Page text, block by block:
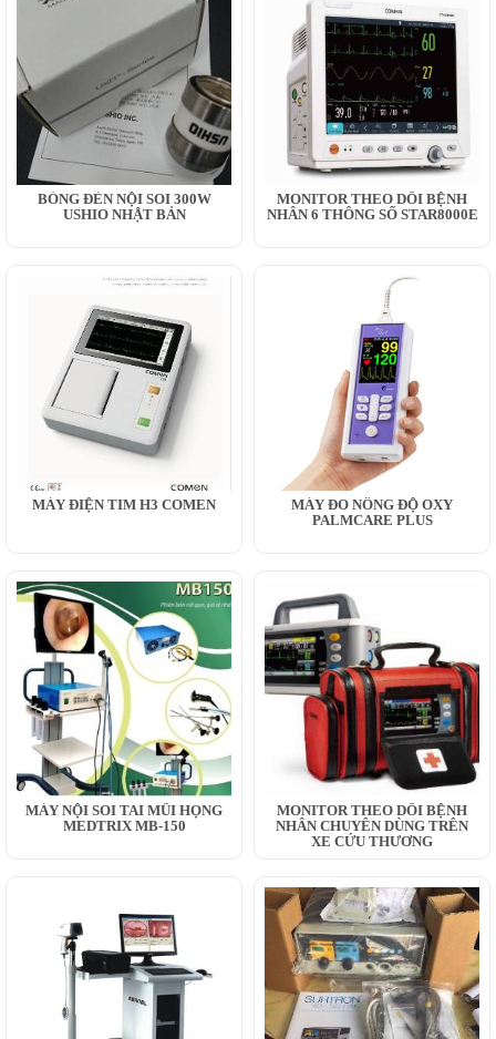
BÓNG ĐÈN NỘI SOI 300W
USHIO NHẬT BẢN
MONITOR THEO DÕI BỆNH
NHÂN 6 THÔNG SỐ STAR8000E
MÁY ĐIỆN TIM H3 COMEN
MÁY ĐO NỒNG ĐỘ OXY
PALMCARE PLUS
MÁY NỘI SOI TAI MŨI HỌNG
MEDTRIX MB-150
MONITOR THEO DÕI BỆNH
NHÂN CHUYÊN DÙNG TRÊN
XE CỨU THƯƠNG